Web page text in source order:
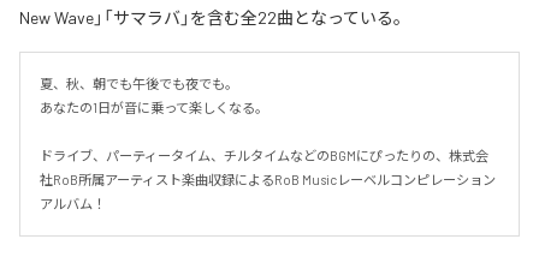
New Wave」「サマラバ」を含む全22曲となっている。
夏、秋、朝でも午後でも夜でも。
あなたの1日が音に乗って楽しくなる。
ドライブ、パーティータイム、チルタイムなどのBGMにぴったりの、株式会
社RoB所属アーティスト楽曲収録によるRoB Musicレーベルコンピレーション
アルバム！